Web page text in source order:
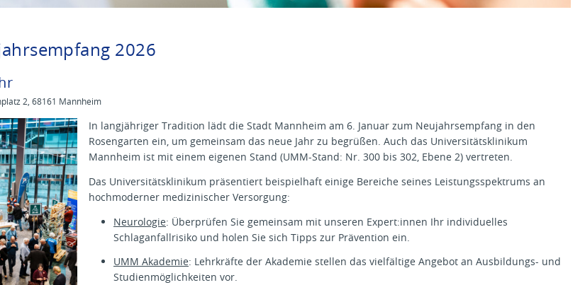
2026
2, 68161 Mannheim
In langjähriger Tradition lädt die Stadt Mannheim am 6. Januar zum Neujahrsempfang in den
Rosengarten ein, um gemeinsam das neue Jahr zu begrüßen. Auch das Universitätsklinikum
Mannheim ist mit einem eigenen Stand (UMM-Stand: Nr. 300 bis 302, Ebene 2) vertreten.
Das Universitätsklinikum präsentiert beispielhaft einige Bereiche seines Leistungsspektrums an
hochmoderner medizinischer Versorgung:
Neurologie: Überprüfen Sie gemeinsam mit unseren Expert:innen Ihr individuelles
Schlaganfallrisiko und holen Sie sich Tipps zur Prävention ein.
UMM Akademie: Lehrkräfte der Akademie stellen das vielfältige Angebot an Ausbildungs- und
Studienmöglichkeiten vor.